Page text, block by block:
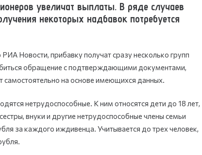
увеличат выплаты. В ряде случаев
некоторых надбавок потребуется
Новости, прибавку получат сразу несколько групп
обращение с подтверждающими документами,
на основе имеющихся данных.
нетрудоспособные. К ним относятся дети до 18 лет,
внуки и другие нетрудоспособные члены семьи
за каждого иждивенца. Учитывается до трех человек,